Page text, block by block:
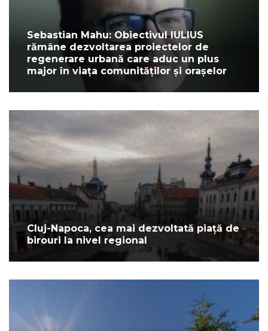
Sebastian Mahu: Obiectivul IULIUS
rămâne dezvoltarea proiectelor de
regenerare urbană care aduc un plus
major în viața comunităților și orașelor
Cluj-Napoca, cea mai dezvoltată piață de
birouri la nivel regional